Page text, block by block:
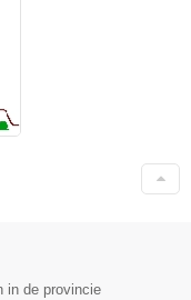
in de provincie